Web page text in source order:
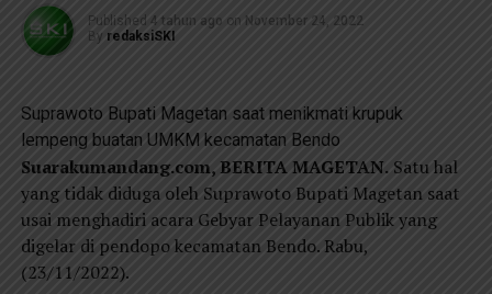
Published 4 tahun ago on November 24, 2022
By redaksiSKI
Suprawoto Bupati Magetan saat menikmati krupuk
lempeng buatan UMKM kecamatan Bendo
Suarakumandang.com, BERITA MAGETAN. Satu hal
yang tidak diduga oleh Suprawoto Bupati Magetan saat
usai menghadiri acara Gebyar Pelayanan Publik yang
digelar di pendopo kecamatan Bendo. Rabu,
(23/11/2022).